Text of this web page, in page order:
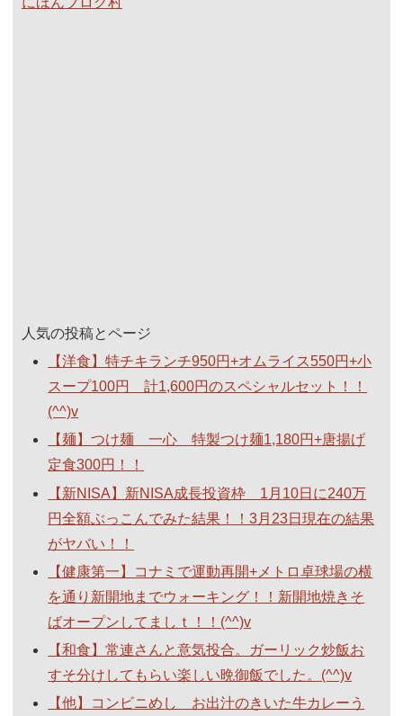
人気の投稿とページ
【洋食】特チキランチ950円+オムライス550円+小
スープ100円 計1,600円のスペシャルセット！！
(^^)v
【麺】つけ麺 一心 特製つけ麺1,180円+唐揚げ
定食300円！！
【新NISA】新NISA成長投資枠 1月10日に240万
円全額ぶっこんでみた結果！！3月23日現在の結果
がヤバい！！
【健康第一】コナミで運動再開+メトロ卓球場の横
を通り新開地までウォーキング！！新開地焼きそ
ばオープンしてましｔ！！(^^)v
【和食】常連さんと意気投合。ガーリック炒飯お
すそ分けしてもらい楽しい晩御飯でした。(^^)v
【他】コンビニめし お出汁のきいた牛カレーう